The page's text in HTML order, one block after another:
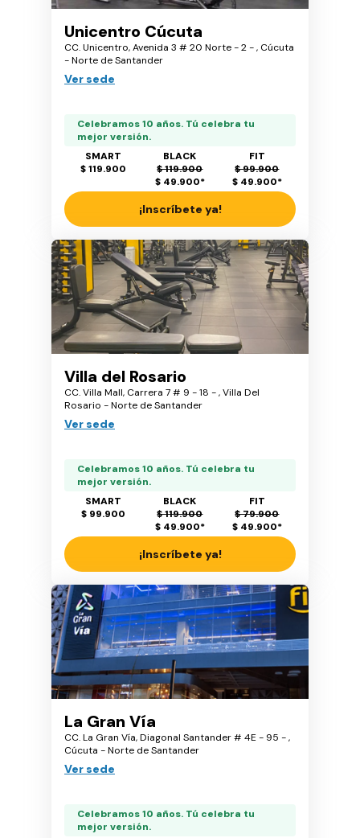
Unicentro Cúcuta
CC. Unicentro, Avenida 3 # 20 Norte - 2 - , Cúcuta
- Norte de Santander
Ver sede
Celebramos 10 años. Tú celebra tu
mejor versión.
SMART
$ 119.900
BLACK
$ 119.900
$ 49.900*
FIT
$ 99.900
$ 49.900*
¡Inscríbete ya!
Villa del Rosario
CC. Villa Mall, Carrera 7 # 9 - 18 - , Villa Del
Rosario - Norte de Santander
Ver sede
Celebramos 10 años. Tú celebra tu
mejor versión.
SMART
$ 99.900
BLACK
$ 119.900
$ 49.900*
FIT
$ 79.900
$ 49.900*
¡Inscríbete ya!
La Gran Vía
CC. La Gran Vía, Diagonal Santander # 4E - 95 - ,
Cúcuta - Norte de Santander
Ver sede
Celebramos 10 años. Tú celebra tu
mejor versión.